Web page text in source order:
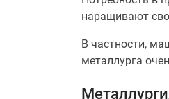
наращивают
В частности,
металлурга